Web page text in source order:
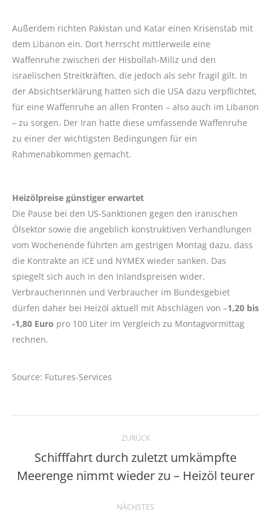
Außerdem richten Pakistan und Katar einen Krisenstab mit
dem Libanon ein. Dort herrscht mittlerweile eine
Waffenruhe zwischen der Hisbollah-Miliz und den
israelischen Streitkräften, die jedoch als sehr fragil gilt. In
der Absichtserklärung hatten sich die USA dazu verpflichtet,
für eine Waffenruhe an allen Fronten – also auch im Libanon
– zu sorgen. Der Iran hatte diese umfassende Waffenruhe
zu einer der wichtigsten Bedingungen für ein
Rahmenabkommen gemacht.
Heizölpreise günstiger erwartet
Die Pause bei den US-Sanktionen gegen den iranischen
Ölsektor sowie die angeblich konstruktiven Verhandlungen
vom Wochenende führten am gestrigen Montag dazu, dass
die Kontrakte an ICE und NYMEX wieder sanken. Das
spiegelt sich auch in den Inlandspreisen wider.
Verbraucherinnen und Verbraucher im Bundesgebiet
dürfen daher bei Heizöl aktuell mit Abschlägen von –1,20 bis
-1,80 Euro pro 100 Liter im Vergleich zu Montagvormittag
rechnen.
Source: Futures-Services
Kommentarnavigation
ZURÜCK
Vorheriger
Beitrag:
Schifffahrt durch zuletzt umkämpfte
Meerenge nimmt wieder zu – Heizöl teurer
NÄCHSTES